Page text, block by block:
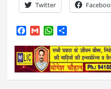
Twitter
c
e
b
o
a
i
l
W
a
t
s
A
a
r
e